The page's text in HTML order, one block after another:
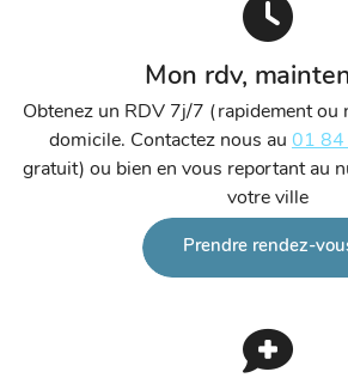
Mon rdv,
Obtenez un RDV 7j/7 (rapidement ou
domicile. Contactez nous au 01
gratuit) ou bien en vous reportant au
votre ville
Prendre rendez-